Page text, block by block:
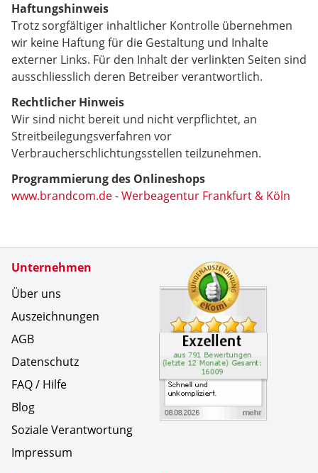
Haftungshinweis
Trotz sorgfältiger inhaltlicher Kontrolle übernehmen
wir keine Haftung für die Gestaltung und Inhalte
externer Links. Für den Inhalt der verlinkten Seiten sind
ausschliesslich deren Betreiber verantwortlich.
Rechtlicher Hinweis
Wir sind nicht bereit und nicht verpflichtet, an
Streitbeilegungsverfahren vor
Verbraucherschlichtungsstellen teilzunehmen.
Programmierung des Onlineshops
www.brandcom.de - Werbeagentur Frankfurt & Köln
Unternehmen
Über uns
Auszeichnungen
AGB
Datenschutz
FAQ / Hilfe
Blog
Soziale Verantwortung
Impressum
Zertifikate